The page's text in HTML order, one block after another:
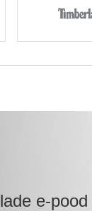
e-pood